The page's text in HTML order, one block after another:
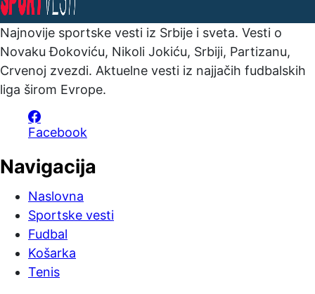
Najnovije sportske vesti iz Srbije i sveta. Vesti o
Novaku Đokoviću, Nikoli Jokiću, Srbiji, Partizanu,
Crvenoj zvezdi. Aktuelne vesti iz najjačih fudbalskih
liga širom Evrope.
Facebook
Navigacija
Naslovna
Sportske vesti
Fudbal
Košarka
Tenis